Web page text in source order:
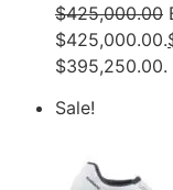
$425,000.00
$425,000.00.
$395,250.00.
Sale!